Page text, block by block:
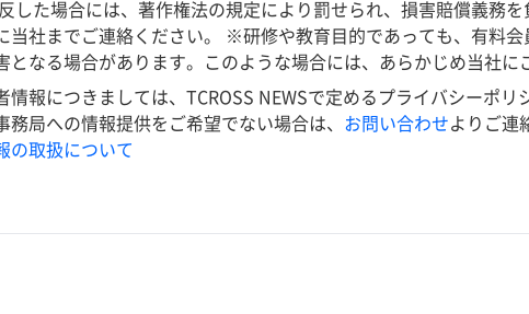
した場合には、著作権法の規定により罰せられ、損害賠償義務
当社までご連絡ください。 ※研修や教育目的であっても、有料
となる場合があります。このような場合には、あらかじめ当社に
情報につきましては、TCROSS NEWSで定めるプライバシーポ
務局への情報提供をご希望でない場合は、 お問い合わせよりご連
の取扱について